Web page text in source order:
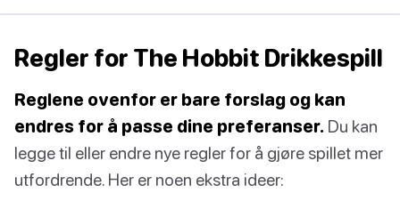
Regler for The Hobbit Drikkespill
Reglene ovenfor er bare forslag og kan
endres for å passe dine preferanser. Du kan
legge til eller endre nye regler for å gjøre spillet mer
utfordrende. Her er noen ekstra ideer: